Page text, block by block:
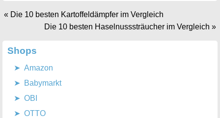
« Die 10 besten Kartoffeldämpfer im Vergleich
Die 10 besten Haselnusssträucher im Vergleich »
Shops
Amazon
Babymarkt
OBI
OTTO